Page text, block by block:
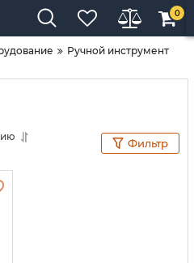
0
Ручной инструмент
Фильтр